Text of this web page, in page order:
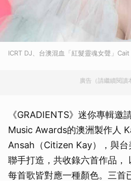
ICRT DJ、台澳混血「紅髮靈魂女聲」
廣告（請繼續閱讀
《GRADIENTS》迷你專輯邀
Music Awards的澳洲製作人
Ansah（Citizen Kay），與
聯手打造，共收錄六首作品，
每首歌皆對應一種顏色。三首